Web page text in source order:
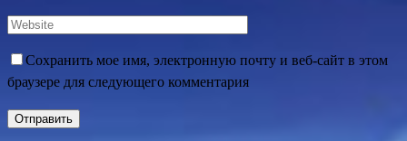
Сохранить мое имя, электронную почту и веб-сайт в этом
браузере для следующего комментария